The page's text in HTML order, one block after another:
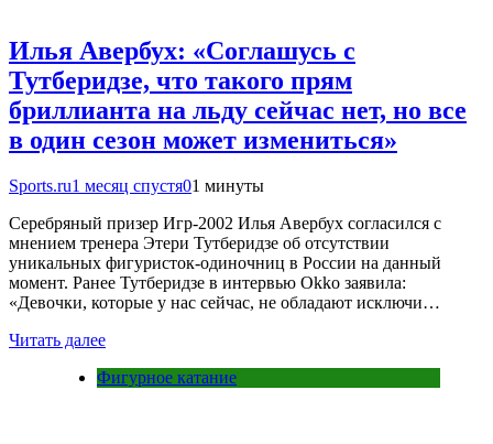
Илья Авербух: «Соглашусь с
Тутберидзе, что такого прям
бриллианта на льду сейчас нет, но все
в один сезон может измениться»
Sports.ru1 месяц спустя01 минуты
Серебряный призер Игр-2002 Илья Авербух согласился с
мнением тренера Этери Тутберидзе об отсутствии
уникальных фигуристок-одиночниц в России на данный
момент. Ранее Тутберидзе в интервью Okko заявила:
«Девочки, которые у нас сейчас, не обладают исключи…
Читать далее
Фигурное катание